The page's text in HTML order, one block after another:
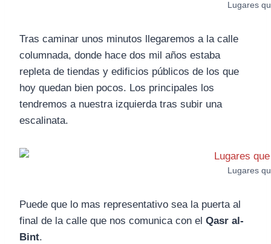
Lugares
Tras caminar unos minutos llegaremos a la calle
columnada, donde hace dos mil años estaba
repleta de tiendas y edificios públicos de los que
hoy quedan bien pocos. Los principales los
tendremos a nuestra izquierda tras subir una
escalinata.
Lugares
Puede que lo mas representativo sea la puerta al
final de la calle que nos comunica con el Qasr al-
Bint.